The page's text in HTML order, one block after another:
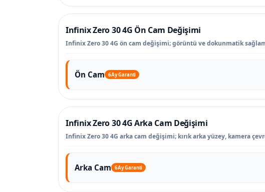
Infinix Zero 30 4G Ön Cam Değişimi
Infinix Zero 30 4G ön cam değişimi; görüntü ve dokunmatik
Ön Cam 6 Ay Garanti
Infinix Zero 30 4G Arka Cam Değişimi
Infinix Zero 30 4G arka cam değişimi; kırık arka yüzey, kamera
Arka Cam 6 Ay Garanti